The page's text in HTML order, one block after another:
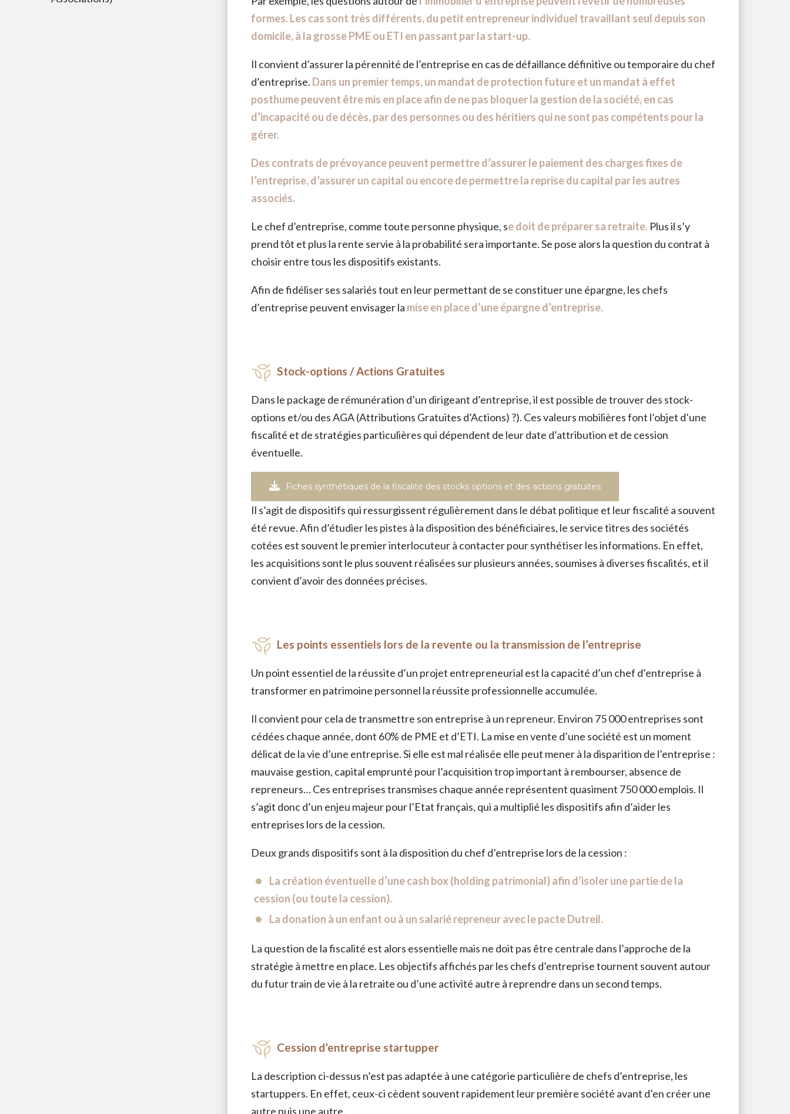
formes. Les cas sont très différents, du petit entrepreneur individuel travaillant seul depuis son
domicile, à la grosse PME ou ETI en passant par la start-up.
Il convient d’assurer la pérennité de l’entreprise en cas de défaillance définitive ou temporaire du chef
d’entreprise. Dans un premier temps, un mandat de protection future et un mandat à effet
posthume peuvent être mis en place afin de ne pas bloquer la gestion de la société, en cas
d’incapacité ou de décès, par des personnes ou des héritiers qui ne sont pas compétents pour la
gérer.
Des contrats de prévoyance peuvent permettre d’assurer le paiement des charges fixes de
l’entreprise, d’assurer un capital ou encore de permettre la reprise du capital par les autres
associés.
Le chef d’entreprise, comme toute personne physique, se doit de préparer sa retraite. Plus il s’y
prend tôt et plus la rente servie à la probabilité sera importante. Se pose alors la question du contrat à
choisir entre tous les dispositifs existants.
Afin de fidéliser ses salariés tout en leur permettant de se constituer une épargne, les chefs
d’entreprise peuvent envisager la mise en place d’une épargne d’entreprise.
Stock-options / Actions Gratuites
Dans le package de rémunération d’un dirigeant d’entreprise, il est possible de trouver des stock-
options et/ou des AGA (Attributions Gratuites d’Actions) ?). Ces valeurs mobilières font l’objet d’une
fiscalité et de stratégies particulières qui dépendent de leur date d’attribution et de cession
éventuelle.
Fiches synthétiques de la fiscalité des stocks options et des actions gratuites
Il s’agit de dispositifs qui ressurgissent régulièrement dans le débat politique et leur fiscalité a souvent
été revue. Afin d’étudier les pistes à la disposition des bénéficiaires, le service titres des sociétés
cotées est souvent le premier interlocuteur à contacter pour synthétiser les informations. En effet,
les acquisitions sont le plus souvent réalisées sur plusieurs années, soumises à diverses fiscalités, et il
convient d’avoir des données précises.
Les points essentiels lors de la revente ou la transmission de l’entreprise
Un point essentiel de la réussite d’un projet entrepreneurial est la capacité d’un chef d’entreprise à
transformer en patrimoine personnel la réussite professionnelle accumulée.
Il convient pour cela de transmettre son entreprise à un repreneur. Environ 75 000 entreprises sont
cédées chaque année, dont 60% de PME et d’ETI. La mise en vente d’une société est un moment
délicat de la vie d’une entreprise. Si elle est mal réalisée elle peut mener à la disparition de l’entreprise :
mauvaise gestion, capital emprunté pour l’acquisition trop important à rembourser, absence de
repreneurs… Ces entreprises transmises chaque année représentent quasiment 750 000 emplois. Il
s’agit donc d’un enjeu majeur pour l’Etat français, qui a multiplié les dispositifs afin d’aider les
entreprises lors de la cession.
Deux grands dispositifs sont à la disposition du chef d’entreprise lors de la cession :
La création éventuelle d’une cash box (holding patrimonial) afin d’isoler une partie de la
cession (ou toute la cession).
La donation à un enfant ou à un salarié repreneur avec le pacte Dutreil.
La question de la fiscalité est alors essentielle mais ne doit pas être centrale dans l’approche de la
stratégie à mettre en place. Les objectifs affichés par les chefs d’entreprise tournent souvent autour
du futur train de vie à la retraite ou d’une activité autre à reprendre dans un second temps.
Cession d’entreprise startupper
La description ci-dessus n’est pas adaptée à une catégorie particulière de chefs d’entreprise, les
startuppers. En effet, ceux-ci cèdent souvent rapidement leur première société avant d’en créer une
autre puis une autre.